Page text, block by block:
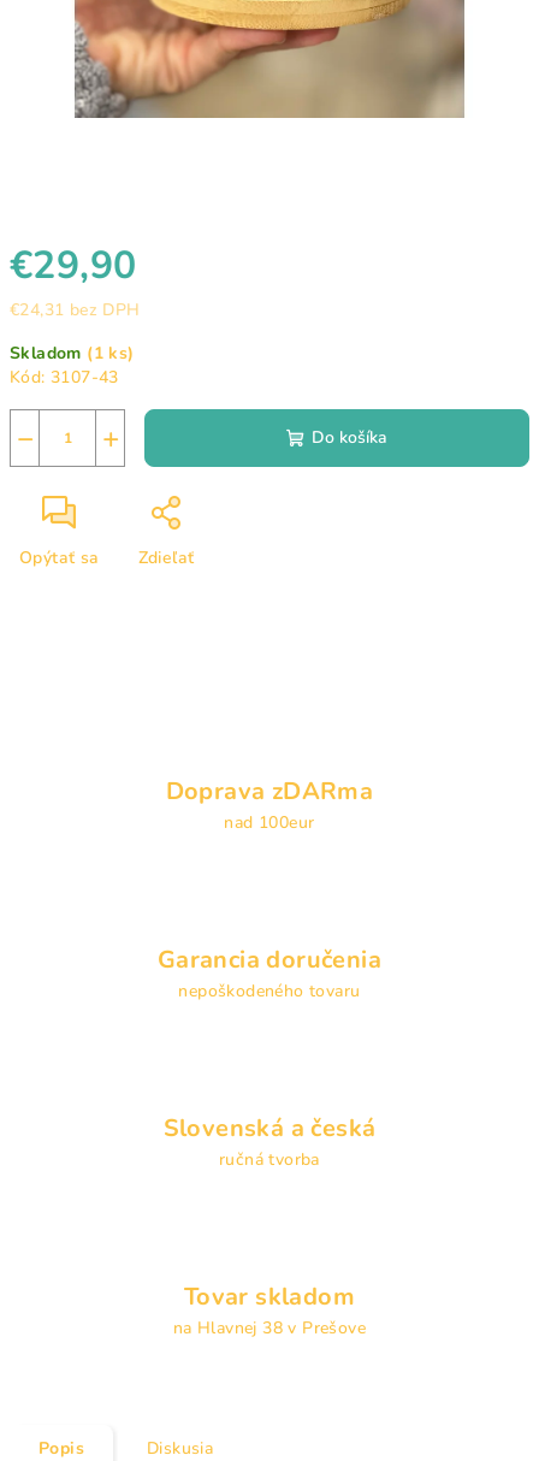
€29,90
€24,31 bez DPH
cena:
Skladom (1 ks)
Kód: 3107-43
+
− Do košíka
Opýtať sa Zdieľať
Doprava zDARma
nad 100eur
Garancia doručenia
nepoškodeného tovaru
Slovenská a česká
ručná tvorba
Tovar skladom
na Hlavnej 38 v Prešove
Popis Diskusia